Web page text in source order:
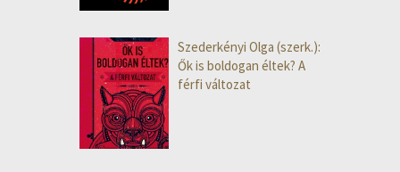
Szederkényi Olga (szerk.):
Ők is boldogan éltek? A
férfi változat